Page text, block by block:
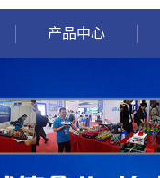
产品中心